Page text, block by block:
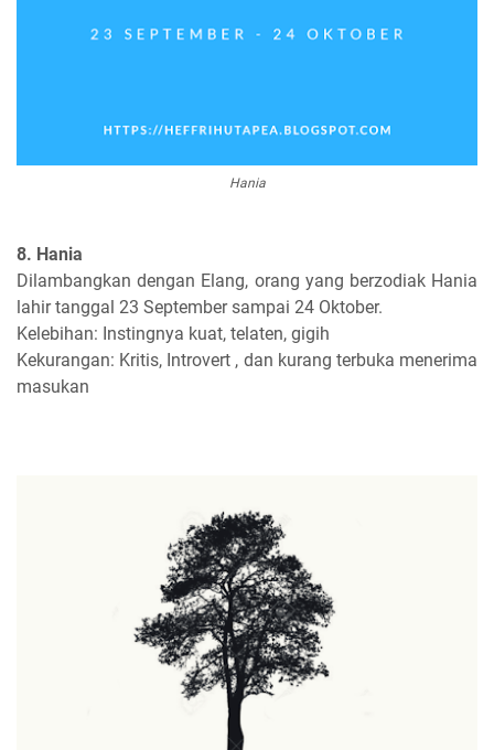
Hania
8. Hania
Dilambangkan dengan Elang, orang yang berzodiak Hania
lahir tanggal 23 September sampai 24 Oktober.
Kelebihan: Instingnya kuat, telaten, gigih
Kekurangan: Kritis, Introvert , dan kurang terbuka menerima
masukan